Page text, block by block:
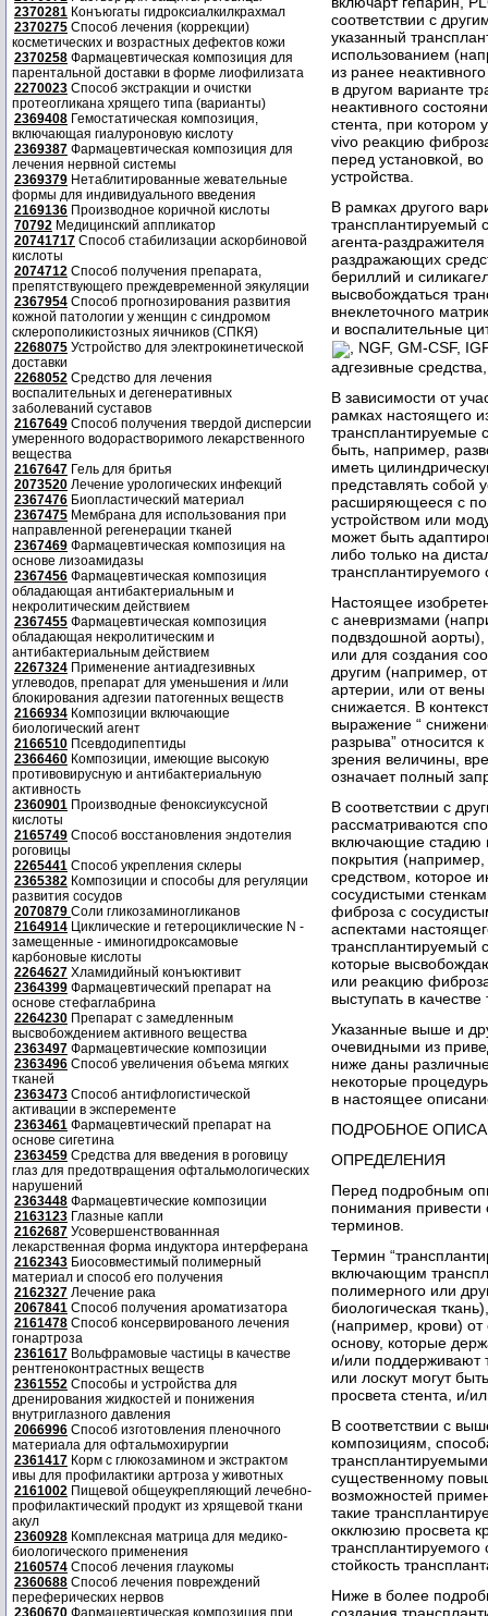
2370281 Конъюгаты гидроксиалкилкрахмал
2370275 Способ лечения (коррекции)
косметических и возрастных дефектов кожи
2370258 Фармацевтическая композиция для
парентальной доставки в форме лиофилизата
2270023 Способ экстракции и очистки
протеогликана хрящего типа (варианты)
2369408 Гемостатическая композиция,
включающая гиалуроновую кислоту
2369387 Фармацевтическая композиция для
лечения нервной системы
2369379 Нетаблитированные жевательные
формы для индивидуального введения
2169136 Производное коричной кислоты
70792 Медицинский аппликатор
20741717 Способ стабилизации аскорбиновой
кислоты
2074712 Способ получения препарата,
препятствующего преждевременной эякуляции
2367954 Способ прогнозирования развития
кожной патологии у женщин с синдромом
склерополикистозных яичников (СПКЯ)
2268075 Устройство для электрокинетической
доставки
2268052 Средство для лечения
воспалительных и дегенеративных
заболеваний суставов
2167649 Способ получения твердой дисперсии
умеренного водорастворимого лекарственного
вещества
2167647 Гель для бритья
2073520 Лечение урологических инфекций
2367476 Биопластический материал
2367475 Мембрана для использования при
направленной регенерации тканей
2367469 Фармацевтическая композиция на
основе лизоамидазы
2367456 Фармацевтическая композиция
обладающая антибактериальным и
некролитическим действием
2367455 Фармацевтическая композиция
обладающая некролитическим и
антибактериальным действием
2267324 Применение антиадгезивных
углеводов, препарат для уменьшения и /или
блокирования адгезии патогенных веществ
2166934 Композиции включающие
биологический агент
2166510 Псевдодипептиды
2366460 Композиции, имеющие высокую
противовирусную и антибактериальную
активность
2360901 Производные феноксиуксусной
кислоты
2165749 Способ восстановления эндотелия
роговицы
2265441 Способ укрепления склеры
2365382 Композиции и способы для регуляции
развития сосудов
2070879 Соли гликозаминогликанов
2164914 Циклические и гетероциклические N -
замещенные - иминогидроксамовые
карбоновые кислоты
2264627 Хламидийный конъюктивит
2364399 Фармацевтический препарат на
основе стефаглабрина
2264230 Препарат с замедленным
высвобождением активного вещества
2363497 Фармацевтические композиции
2363496 Способ увеличения объема мягких
тканей
2363473 Способ антифлогистической
активации в эксперементе
2363461 Фармацевтический препарат на
основе сигетина
2363459 Средства для введения в роговицу
глаз для предотвращения офтальмологических
нарушений
2363448 Фармацевтические композиции
2163123 Глазные капли
2162687 Усовершенствованнная
лекарственная форма индуктора интерферана
2162343 Биосовместимый полимерный
материал и способ его получения
2162327 Лечение рака
2067841 Способ получения ароматизатора
2161478 Способ консервированого лечения
гонартроза
2361617 Вольфрамовые частицы в качестве
рентгеноконтрастных веществ
2361552 Способы и устройства для
дренирования жидкостей и понижения
внутриглазного давления
2066996 Способ изготовления пленочного
материала для офтальмохирургии
2361417 Корм с глюкозамином и экстрактом
ивы для профилактики артроза у животных
2161002 Пищевой общеукрепляющий лечебно-
профилактический продукт из хрящевой ткани
акул
2360928 Комплексная матрица для медико-
биологического применения
2160574 Способ лечения глаукомы
2360688 Способ лечения повреждений
переферических нервов
2360670 Фармацевтическая композиция при
соответствии с
указанный
использованием
из ранее
в другом варианте
неактивного
стента, при котором
vivo реакцию
перед установкой,
устройства.
В рамках другого
трансплантируемый
агента-
раздражающих
бериллий и
высвобождаться
внеклеточного
и воспалительные
, NGF, GM-CSF,
адгезивные
В зависимости от
рамках настоящего
трансплантируемые
быть, например,
иметь
представлять собой
расширяющееся с
устройством или
может быть
либо только на
трансплантируемого
Настоящее
с аневризмами
подвздошной аорты),
или для создания
другим (например,
артерии, или от
снижается. В
выражение “
разрыва” относится
зрения величины,
означает полный
В соответствии с
рассматриваются
включающие стадию
покрытия
средством, которое
сосудистыми
фиброза с
аспектами
трансплантируемый
которые
или реакцию
выступать в качестве
Указанные выше и
очевидными из
ниже даны
некоторые
в настоящее
ПОДРОБНОЕ
ОПРЕДЕЛЕНИЯ
Перед подробным
понимания
терминов.
Термин
включающим
полимерного или
биологическая
(например, крови) от
основу, которые
и/или поддерживают
или лоскут могут
просвета стента, и/
В соответствии с
композициям,
существенному
возможностей
такие
окклюзию просвета
стойкость
Ниже в более
создания